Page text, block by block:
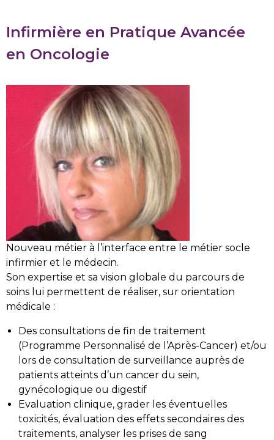
Infirmière en Pratique Avancée
en Oncologie
Nouveau métier à l’interface entre le métier socle
infirmier et le médecin.
Son expertise et sa vision globale du parcours de
soins lui permettent de réaliser, sur orientation
médicale :
Des consultations de fin de traitement
(Programme Personnalisé de l’Après-Cancer) et/ou
lors de consultation de surveillance auprès de
patients atteints d’un cancer du sein,
gynécologique ou digestif
Evaluation clinique, grader les éventuelles
toxicités, évaluation des effets secondaires des
traitements, analyser les prises de sang